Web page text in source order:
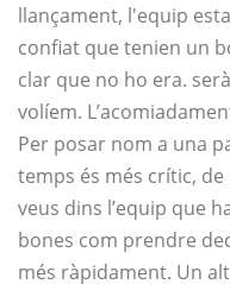
llançament, l'equip
confiat que tenien un
clar que no ho era.
volíem.
Per posar nom a una
temps és més crític,
veus dins l’equip que
bones com prendre
més ràpidament. Un